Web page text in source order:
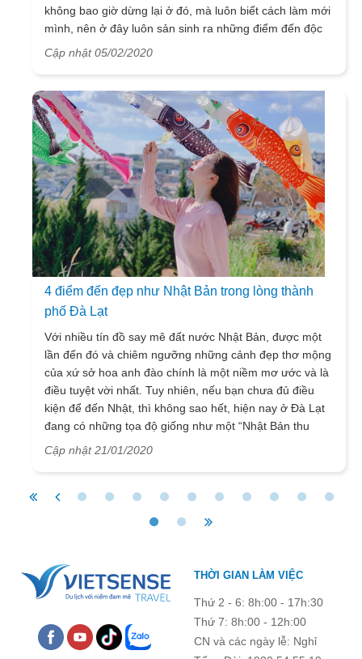
không bao giờ dừng lại ở đó, mà luôn biết cách làm mới
mình, nên ở đây luôn sản sinh ra những điểm đến độc
đáo, thu hút. Kombi Land, vùng đất xương rồng lấy cảm
check-in.
Cập nhật 05/02/2020
4 điểm đến đẹp như Nhật Bản trong lòng thành
phố Đà Lạt
Với nhiều tín đồ say mê đất nước Nhật Bản, được một
lần đến đó và chiêm ngưỡng những cảnh đẹp thơ mộng
của xứ sở hoa anh đào chính là một niềm mơ ước và là
điều tuyệt vời nhất. Tuy nhiên, nếu bạn chưa đủ điều
kiện để đến Nhật, thì không sao hết, hiện nay ở Đà Lạt
đang có những tọa độ giống như một “Nhật Bản thu
nhỏ”, hứa hẹn sẽ giúp bạn phần nào thỏa ước nguyện
Cập nhật 21/01/2020
THỜI GIAN LÀM VIỆC
Thứ 2 - 6: 8h:00 - 17h:30
Thứ 7: 8h:00 - 12h:00
CN và các ngày lễ: Nghỉ